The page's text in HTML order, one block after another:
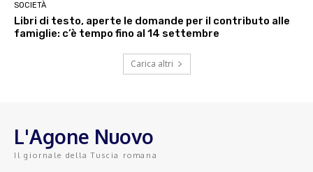
SOCIETÀ
Libri di testo, aperte le domande per il contributo alle
famiglie: c’è tempo fino al 14 settembre
Carica altri
L'Agone Nuovo
Il giornale della Tuscia romana